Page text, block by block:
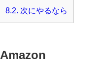
8.2.
次にやるなら
Amazon